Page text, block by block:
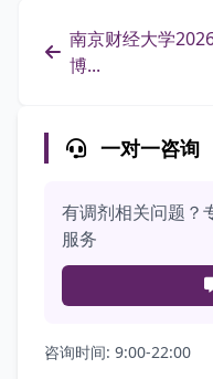
南京财经大学
博...
一对一咨询
有调剂相关问题？
服务
咨询时间: 9:00-22:00